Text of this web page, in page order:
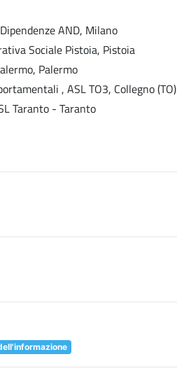
AND, Milano
Sociale Pistoia, Pistoia
Palermo
, ASL TO3, Collegno (TO)
Taranto - Taranto